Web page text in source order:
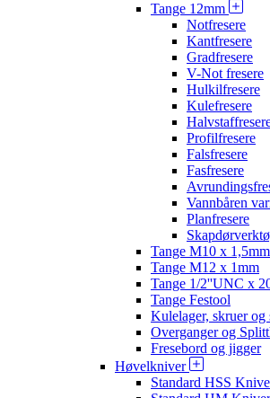
Tange 12mm
Notfresere
Kantfresere
Gradfresere
V-Not fresere
Hulkilfresere
Kulefresere
Profilfresere
Falsfresere
Fasfresere
Vannbåren
Planfresere
Tange M10 x
Tange M12 x 1mm
Tange 1/2''UNC x
Tange Festool
Kulelager, skruer og
Overganger og
Fresebord og jigger
Høvelkniver
Standard HSS